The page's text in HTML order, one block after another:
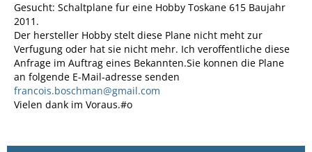
Gesucht: Schaltplane fur eine Hobby Toskane 615 Baujahr
2011.
Der hersteller Hobby stelt diese Plane nicht meht zur
Verfugung oder hat sie nicht mehr. Ich veroffentliche diese
Anfrage im Auftrag eines Bekannten.Sie konnen die Plane
an folgende E-Mail-adresse senden
francois.boschman@gmail.com
Vielen dank im Voraus.#o